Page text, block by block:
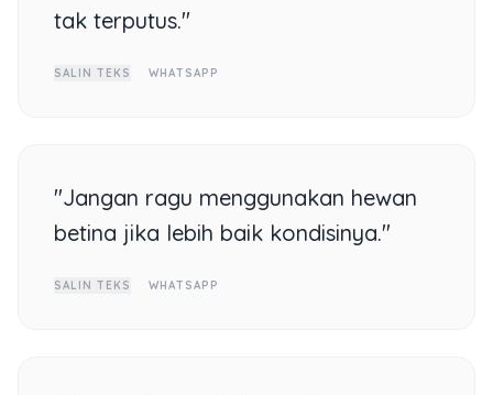
tak terputus."
SALIN TEKS WHATSAPP
"Jangan ragu menggunakan hewan
betina jika lebih baik kondisinya."
SALIN TEKS WHATSAPP